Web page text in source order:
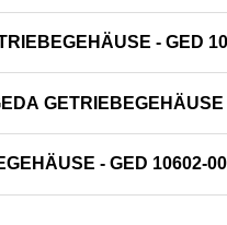
- GED
GETRIEBEGEHÄUSE
- GED 10602-